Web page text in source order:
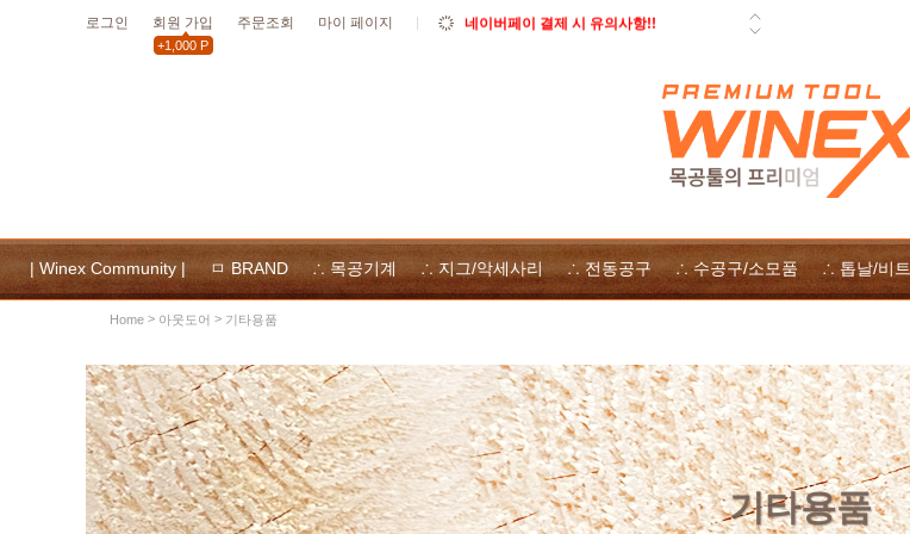
로그인 회원 가입
+1,000 P
주문조회 마이 페이지
네이버페이 결제 시 유의사항!!
위넥스툴 자사몰 쿠폰 다운로드
| Winex Community | ㅁ BRAND ∴ 목공기계 ∴ 지그/악세사리 ∴ 전동공구 ∴ 수공구/소모품 ∴ 톱날/비트
Home > 아웃도어 > 기타용품
기타용품